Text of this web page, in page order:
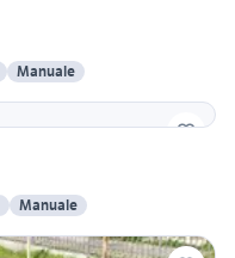
Manuale
Manuale